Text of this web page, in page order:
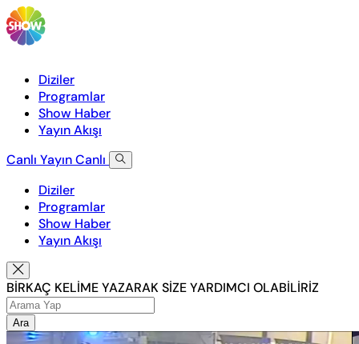
Diziler
Programlar
Show Haber
Yayın Akışı
Canlı YayınCanlı
Diziler
Programlar
Show Haber
Yayın Akışı
BİRKAÇ KELİME YAZARAK SİZE YARDIMCI OLABİLİRİZ
Ara